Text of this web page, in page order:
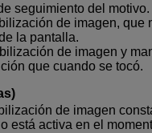
seguimiento del motivo.
de imagen, que
la pantalla.
de imagen y
que cuando se tocó.
de imagen
está activa en el